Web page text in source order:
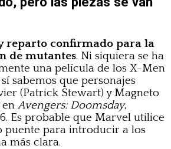
reparto confirmado para la
de mutantes. Ni siquiera se ha
una película de los X-Men
sabemos que personajes
(Patrick Stewart) y Magneto
enAvengers: Doomsday,
Es probable que Marvel utilice
puente para introducir a los
más clara.